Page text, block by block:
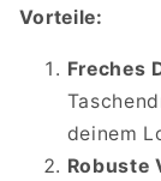
Vorteile:
Freches
deinem
Robuste